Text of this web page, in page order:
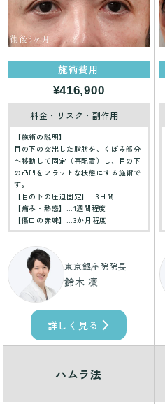
施術費用
¥416,900
料金・リスク・副作用
【施術の説明】
目の下の突出した脂肪を、くぼみ部分
へ移動して固定（再配置）し、目の下
の凸凹をフラットな状態にする施術で
す。
【目の下の圧迫固定】…3日間
【痛み・熱感】…1週間程度
【傷口の赤味】…3か月程度
東京銀座院院長
鈴木 凜
詳しく見る
ハムラ法